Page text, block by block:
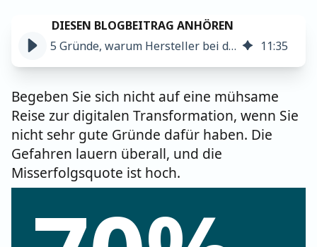
5 Gründe, warum Hersteller bei der digitalen Transformation scheitern 11:35
Begeben Sie sich nicht auf eine mühsame
Reise zur digitalen Transformation, wenn Sie
nicht sehr gute Gründe dafür haben. Die
Gefahren lauern überall, und die
Misserfolgsquote ist hoch.